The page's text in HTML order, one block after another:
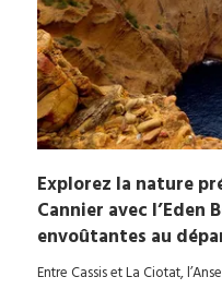
Explorez la nature
Cannier avec l’Eden
envoûtantes au
Entre Cassis et La Ciotat,